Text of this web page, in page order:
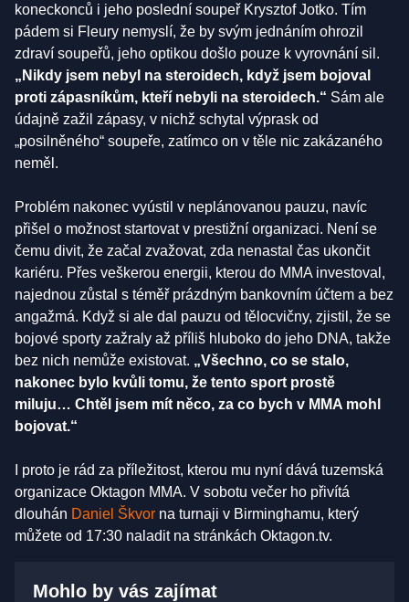
koneckonců i jeho poslední soupeř Krysztof Jotko. Tím
pádem si Fleury nemyslí, že by svým jednáním ohrozil
zdraví soupeřů, jeho optikou došlo pouze k vyrovnání sil.
„Nikdy jsem nebyl na steroidech, když jsem bojoval
proti zápasníkům, kteří nebyli na steroidech.“ Sám ale
údajně zažil zápasy, v nichž schytal výprask od
„posilněného“ soupeře, zatímco on v těle nic zakázaného
neměl.
Problém nakonec vyústil v neplánovanou pauzu, navíc
přišel o možnost startovat v prestižní organizaci. Není se
čemu divit, že začal zvažovat, zda nenastal čas ukončit
kariéru. Přes veškerou energii, kterou do MMA investoval,
najednou zůstal s téměř prázdným bankovním účtem a bez
angažmá. Když si ale dal pauzu od tělocvičny, zjistil, že se
bojové sporty zažraly až příliš hluboko do jeho DNA, takže
bez nich nemůže existovat. „Všechno, co se stalo,
nakonec bylo kvůli tomu, že tento sport prostě
miluju… Chtěl jsem mít něco, za co bych v MMA mohl
bojovat.“
I proto je rád za příležitost, kterou mu nyní dává tuzemská
organizace Oktagon MMA. V sobotu večer ho přivítá
dlouhán Daniel Škvor na turnaji v Birminghamu, který
můžete od 17:30 naladit na stránkách Oktagon.tv.
Mohlo by vás zajímat